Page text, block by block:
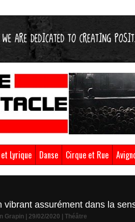
Lyrique Danse Cirque et Rue
vibrant assurément dans la
Grapin | 29/02/2020
Théâtre